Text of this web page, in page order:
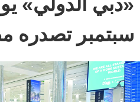
سبتمبر تصدره